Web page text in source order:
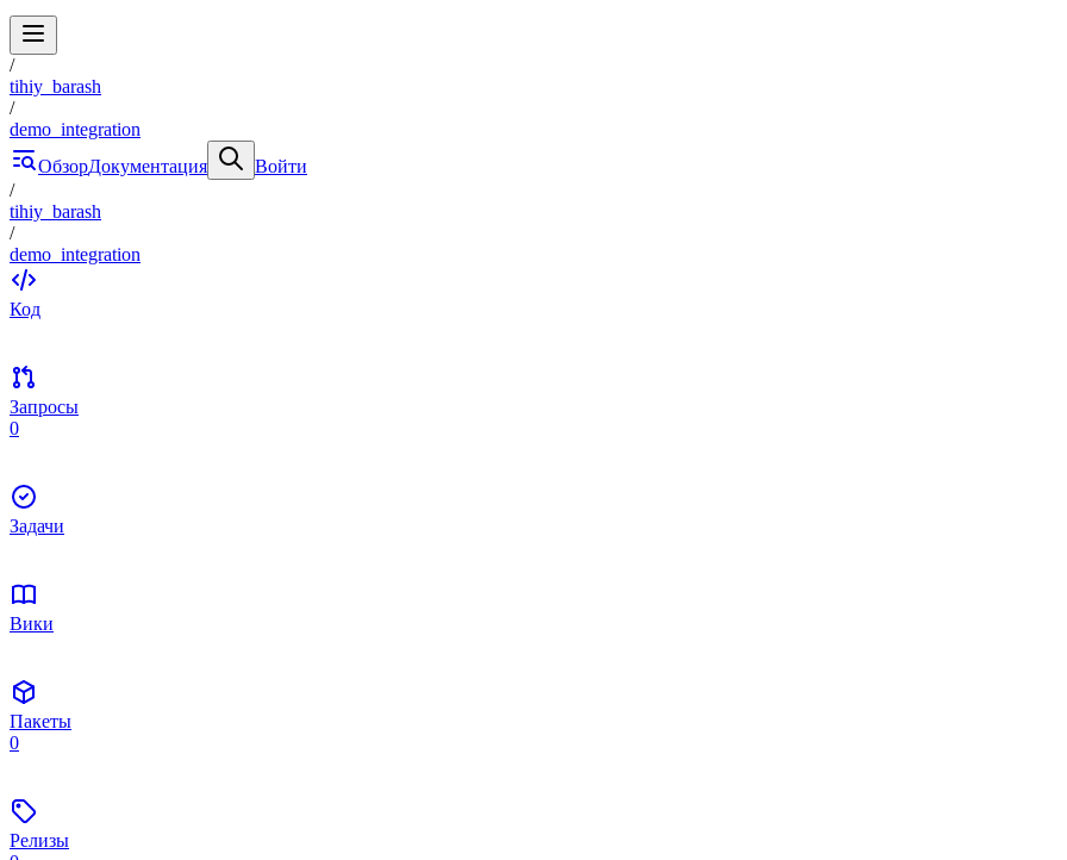
/
tihiy_barash
/
demo_integration
ОбзорДокументация
Войти
/
tihiy_barash
/
demo_integration
Код
Запросы
0
Задачи
Вики
Пакеты
0
Релизы